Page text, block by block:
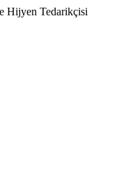
Hijyen Tedarikçisi